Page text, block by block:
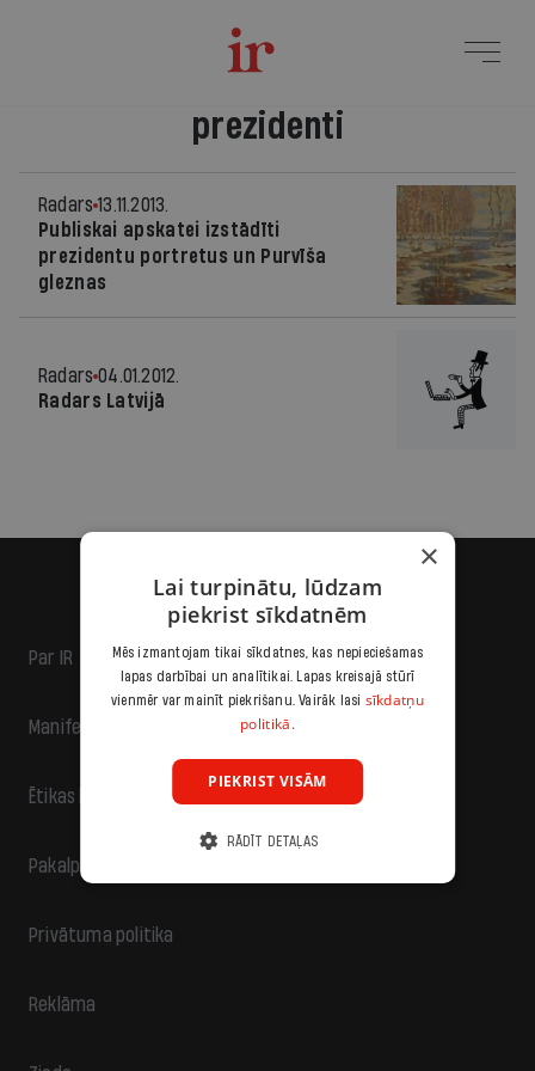
prezidenti
Radars 13.11.2013.
Publiskai apskatei izstādīti
prezidentu portretus un Purvīša
gleznas
Radars 04.01.2012.
Radars Latvijā
Par IR
Manifests
Ētikas kodekss
Pakalpojumu sniegšanas noteikumi
Privātuma politika
Reklāma
×
Lai turpinātu, lūdzam
piekrist sīkdatnēm
Mēs izmantojam tikai sīkdatnes, kas nepieciešamas
lapas darbībai un analītikai. Lapas kreisajā stūrī
vienmēr var mainīt piekrišanu. Vairāk lasi sīkdatņu
politikā.
PIEKRIST VISĀM
RĀDĪT DETAĻAS